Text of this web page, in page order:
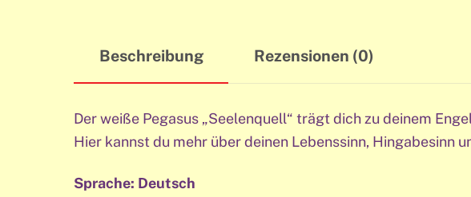
Beschreibung Rezensionen (0)
Der weiße Pegasus „Seelenquell“ trägt dich zu deinem
Hier kannst du mehr über deinen Lebenssinn, Hingabesinn
Sprache: Deutsch